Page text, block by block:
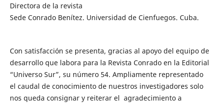
Directora de la revista
Sede Conrado Benítez. Universidad de Cienfuegos. Cuba.
Con satisfacción se presenta, gracias al apoyo del equipo de
desarrollo que labora para la Revista Conrado en la Editorial
“Universo Sur”, su número 54. Ampliamente representado
el caudal de conocimiento de nuestros investigadores solo
nos queda consignar y reiterar el agradecimiento a